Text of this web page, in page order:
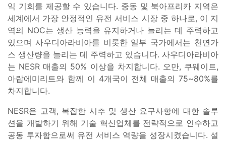
익 기회를 제공할 수 있습니다. 중동 및 북아프리카 지역은
세계에서 가장 안정적인 유전 서비스 시장 중 하나로, 이 지
역의 NOC는 생산 능력을 유지하거나 늘리는 데 주력하고
있으며 사우디아라비아를 비롯한 일부 국가에서는 천연가
스 생산량을 늘리는 데 주력하고 있습니다. 사우디아라비아
는 NESR 매출의 50% 이상을 차지합니다. 오만, 쿠웨이트,
아랍에미리트와 함께 이 4개국이 전체 매출의 75~80%를
차지합니다.
NESR은 고객, 복잡한 시추 및 생산 요구사항에 대한 솔루
션을 개발하기 위해 기술 혁신업체를 전략적으로 인수하고
공동 투자함으로써 유전 서비스 역량을 성장시켰습니다. 설